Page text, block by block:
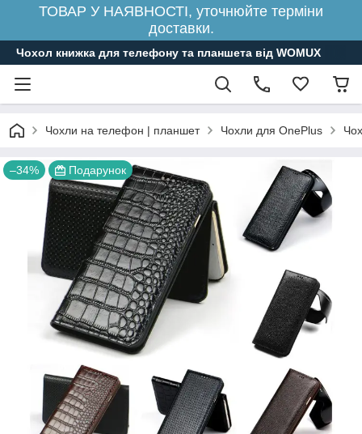
ТОВАР У НАЯВНОСТІ, уточнюйте терміни
доставки.
Чохол книжка для телефону та планшета від WOMUX
Чохли на телефон | планшет Чохли для OnePlus
–34% Подарунок